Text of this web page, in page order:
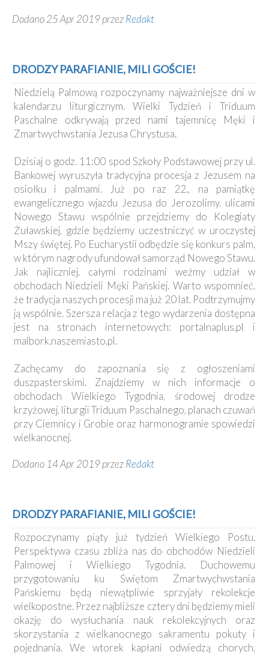
Dodano 25 Apr 2019 przezRedakt
DRODZY PARAFIANIE, MILI GOŚCIE!
Niedzielą Palmową rozpoczynamy najważniejsze dni w
kalendarzu liturgicznym. Wielki Tydzień i Triduum
Paschalne odkrywają przed nami tajemnicę Męki i
Zmartwychwstania Jezusa Chrystusa.
Dzisiaj o godz. 11:00 spod Szkoły Podstawowej przy ul.
Bankowej wyruszyła tradycyjna procesja z Jezusem na
osiołku i palmami. Już po raz 22., na pamiątkę
ewangelicznego wjazdu Jezusa do Jerozolimy, ulicami
Nowego Stawu wspólnie przejdziemy do Kolegiaty
Żuławskiej, gdzie będziemy uczestniczyć w uroczystej
Mszy świętej. Po Eucharystii odbędzie się konkurs palm,
w którym nagrody ufundował samorząd Nowego Stawu.
Jak najliczniej, całymi rodzinami weźmy udział w
obchodach Niedzieli Męki Pańskiej. Warto wspomnieć,
że tradycja naszych procesji ma już 20 lat. Podtrzymujmy
ją wspólnie. Szersza relacja z tego wydarzenia dostępna
jest na stronach internetowych: portalnaplus.pl i
malbork.naszemiasto.pl.
Zachęcamy do zapoznania się z ogłoszeniami
duszpasterskimi. Znajdziemy w nich informacje o
obchodach Wielkiego Tygodnia, środowej drodze
krzyżowej, liturgii Triduum Paschalnego, planach czuwań
przy Ciemnicy i Grobie oraz harmonogramie spowiedzi
wielkanocnej.
Dodano 14 Apr 2019 przezRedakt
DRODZY PARAFIANIE, MILI GOŚCIE!
Rozpoczynamy piąty już tydzień Wielkiego Postu.
Perspektywa czasu zbliża nas do obchodów Niedzieli
Palmowej i Wielkiego Tygodnia. Duchowemu
przygotowaniu ku Świętom Zmartwychwstania
Pańskiemu będą niewątpliwie sprzyjały rekolekcje
wielkopostne. Przez najbliższe cztery dni będziemy mieli
okazję do wysłuchania nauk rekolekcyjnych oraz
skorzystania z wielkanocnego sakramentu pokuty i
pojednania. We wtorek kapłani odwiedzą chorych,